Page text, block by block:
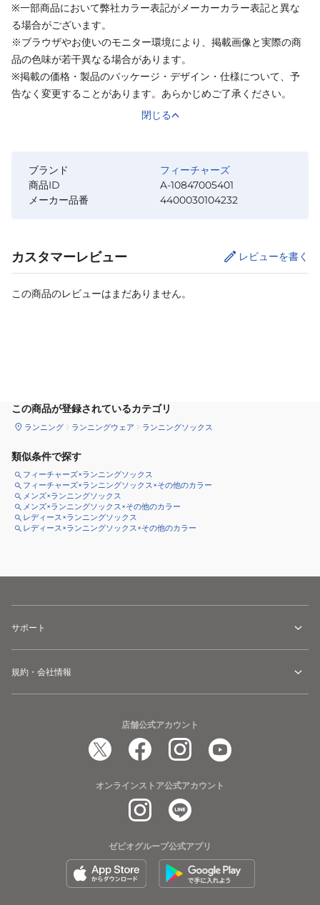
※一部商品において弊社カラー表記がメーカーカラー表記と異な
る場合がございます。
※ブラウザやお使いのモニター環境により、掲載画像と実際の商
品の色味が若干異なる場合があります。
※掲載の価格・製品のパッケージ・デザイン・仕様について、予
告なく変更することがあります。あらかじめご了承ください。
閉じる
ブランド
フィーチャーズ
商品ID
A-10847005401
メーカー品番
4400030104232
カスタマーレビュー レビューを書く
この商品のレビューはまだありません。
この商品が登録されているカテゴリ
ランニング ランニングウェア ランニングソックス
類似条件で探す
フィーチャーズ×ランニングソックス
フィーチャーズ×ランニングソックス×その他のカラー
メンズ×ランニングソックス
メンズ×ランニングソックス×その他のカラー
レディース×ランニングソックス
レディース×ランニングソックス×その他のカラー
サポート
規約・会社情報
店舗公式アカウント
オンラインストア公式アカウント
ゼビオグループ公式アプリ